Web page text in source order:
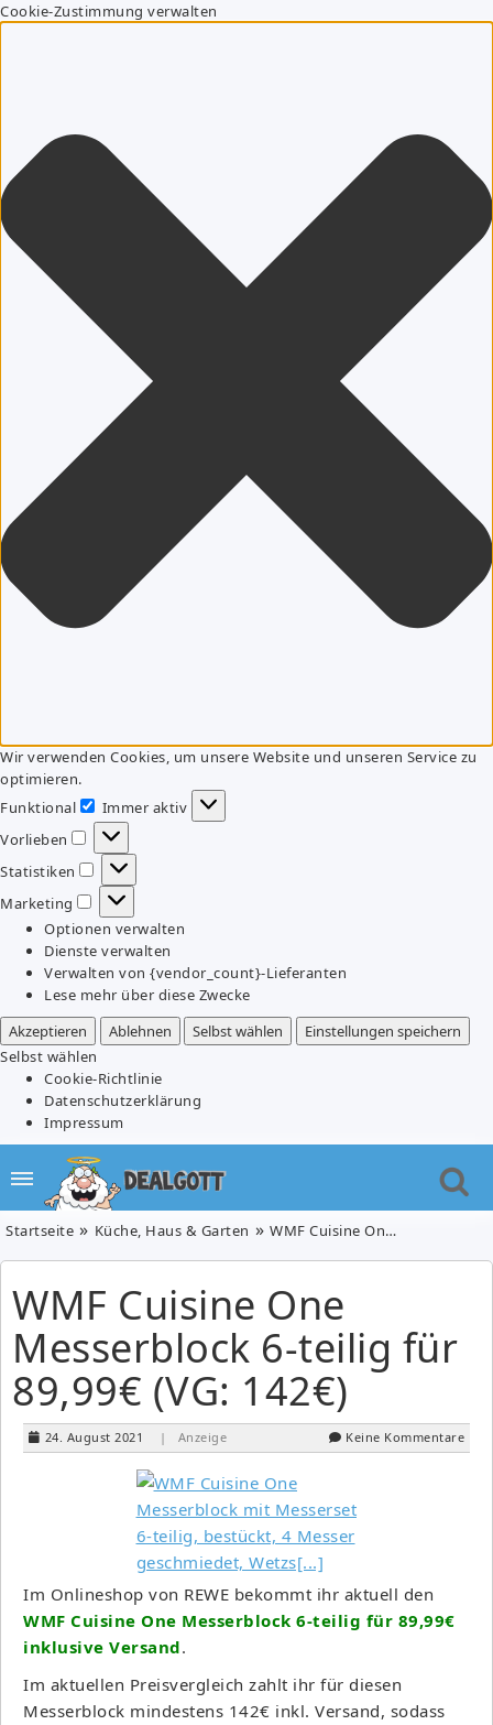
Cookie-Zustimmung verwalten
Wir verwenden Cookies, um unsere Website und unseren Service zu
optimieren.
Funktional
Funktional
Immer aktiv
Vorlieben
Vorlieben
Statistiken
Statistiken
Marketing
Marketing
Optionen verwalten
Dienste verwalten
Verwalten von {vendor_count}-Lieferanten
Lese mehr über diese Zwecke
Akzeptieren
Ablehnen Selbst wählen
Einstellungen speichern
Selbst wählen
Cookie-Richtlinie
Datenschutzerklärung
Impressum
Startseite Küche, Haus & Garten WMF Cuisine One Messerblock 6-teilig für 89,99€ (VG: 142€)
WMF Cuisine One
Messerblock 6-teilig für
89,99€ (VG: 142€)
24. August 2021 | Anzeige Keine Kommentare
Im Onlineshop von REWE bekommt ihr aktuell den
WMF Cuisine One Messerblock 6-teilig für 89,99€
inklusive Versand.
Im aktuellen Preisvergleich zahlt ihr für diesen
Messerblock mindestens 142€ inkl. Versand, sodass